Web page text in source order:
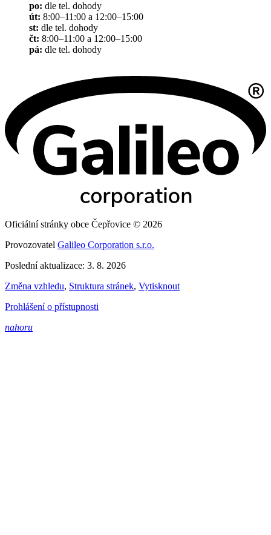
po: dle tel. dohody
út: 8:00–11:00 a 12:00–15:00
st: dle tel. dohody
čt: 8:00–11:00 a 12:00–15:00
pá: dle tel. dohody
Oficiální stránky obce Čepřovice © 2026
Provozovatel Galileo Corporation s.r.o.
Poslední aktualizace: 3. 8. 2026
Změna vzhledu, Struktura stránek, Vytisknout
Prohlášení o přístupnosti
nahoru